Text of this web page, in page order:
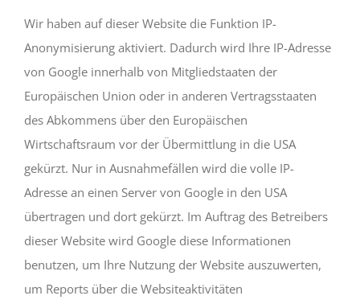
Wir haben auf dieser Website die Funktion IP-
Anonymisierung aktiviert. Dadurch wird Ihre IP-Adresse
von Google innerhalb von Mitgliedstaaten der
Europäischen Union oder in anderen Vertragsstaaten
des Abkommens über den Europäischen
Wirtschaftsraum vor der Übermittlung in die USA
gekürzt. Nur in Ausnahmefällen wird die volle IP-
Adresse an einen Server von Google in den USA
übertragen und dort gekürzt. Im Auftrag des Betreibers
dieser Website wird Google diese Informationen
benutzen, um Ihre Nutzung der Website auszuwerten,
um Reports über die Websiteaktivitäten